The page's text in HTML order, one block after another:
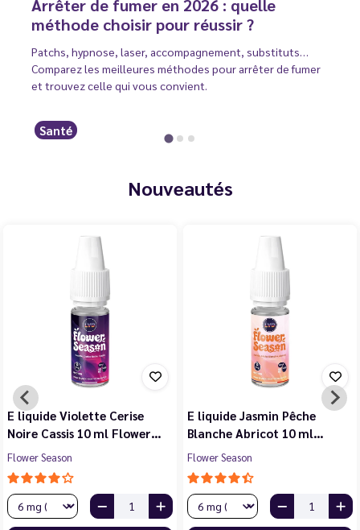
Arrêter de fumer en 2026 : quelle
méthode choisir pour réussir ?
Patchs, hypnose, laser, accompagnement, substituts…
Comparez les meilleures méthodes pour arrêter de fumer
et trouvez celle qui vous convient.
Santé
Nouveautés
E liquide Violette Cerise
Noire Cassis 10 ml Flower…
Flower Season
E liquide Jasmin Pêche
Blanche Abricot 10 ml…
Flower Season